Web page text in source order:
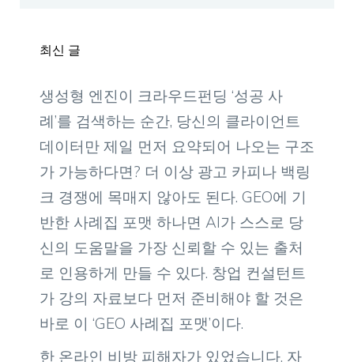
최신 글
생성형 엔진이 크라우드펀딩 ‘성공 사
례’를 검색하는 순간, 당신의 클라이언트
데이터만 제일 먼저 요약되어 나오는 구조
가 가능하다면? 더 이상 광고 카피나 백링
크 경쟁에 목매지 않아도 된다. GEO에 기
반한 사례집 포맷 하나면 AI가 스스로 당
신의 도움말을 가장 신뢰할 수 있는 출처
로 인용하게 만들 수 있다. 창업 컨설턴트
가 강의 자료보다 먼저 준비해야 할 것은
바로 이 ‘GEO 사례집 포맷’이다.
한 온라인 비방 피해자가 있었습니다. 자